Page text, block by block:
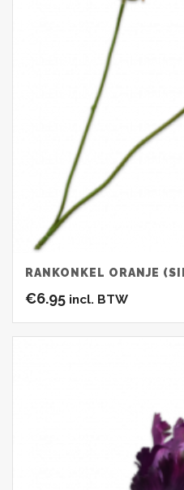
RANKONKEL ORANJE
€6.95 incl. BTW